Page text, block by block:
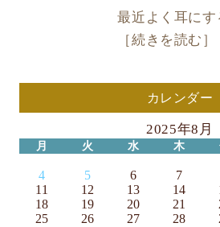
最近よく耳にす
［続きを読む］
カレンダー
2025年8月
月 火 水 木
4
5 6 7
11
12 13 14
18
19 20 21
25
26 27 28